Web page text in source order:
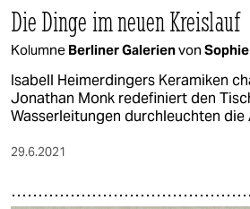
Die Dinge im neuen Kreislauf
Kolumne Berliner Galerienvon
Isabell Heimerdingers Keramiken
Jonathan Monk redefiniert den
Wasserleitungen durchleuchten die
29.6.2021